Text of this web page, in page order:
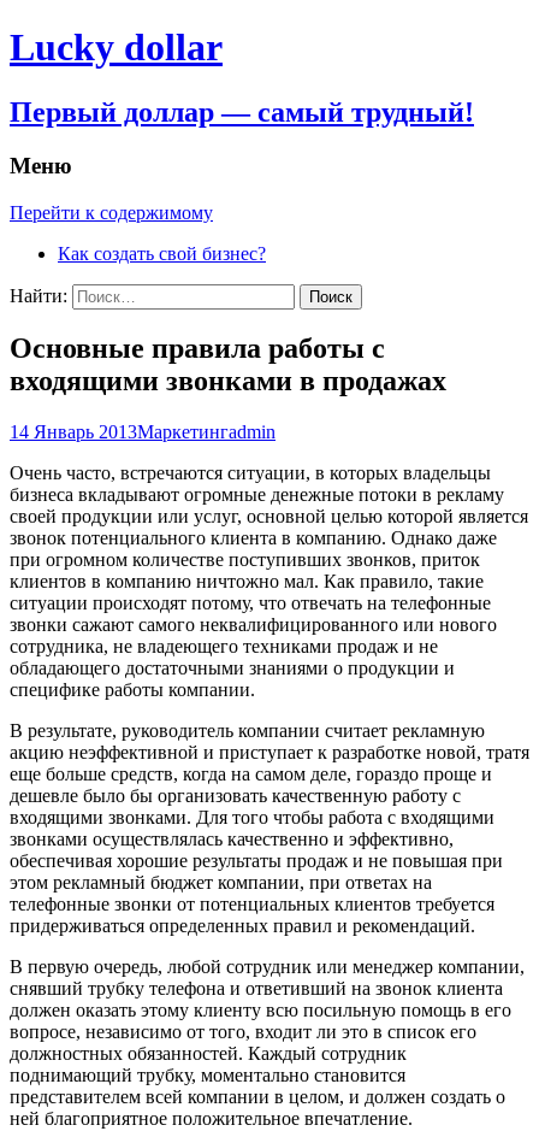
Lucky dollar
Первый доллар — самый трудный!
Меню
Перейти к содержимому
Как создать свой бизнес?
Найти:
Основные правила работы с
входящими звонками в продажах
14 Январь 2013Маркетингadmin
Очень часто, встречаются ситуации, в которых владельцы
бизнеса вкладывают огромные денежные потоки в рекламу
своей продукции или услуг, основной целью которой является
звонок потенциального клиента в компанию. Однако даже
при огромном количестве поступивших звонков, приток
клиентов в компанию ничтожно мал. Как правило, такие
ситуации происходят потому, что отвечать на телефонные
звонки сажают самого неквалифицированного или нового
сотрудника, не владеющего техниками продаж и не
обладающего достаточными знаниями о продукции и
специфике работы компании.
В результате, руководитель компании считает рекламную
акцию неэффективной и приступает к разработке новой, тратя
еще больше средств, когда на самом деле, гораздо проще и
дешевле было бы организовать качественную работу с
входящими звонками. Для того чтобы работа с входящими
звонками осуществлялась качественно и эффективно,
обеспечивая хорошие результаты продаж и не повышая при
этом рекламный бюджет компании, при ответах на
телефонные звонки от потенциальных клиентов требуется
придерживаться определенных правил и рекомендаций.
В первую очередь, любой сотрудник или менеджер компании,
снявший трубку телефона и ответивший на звонок клиента
должен оказать этому клиенту всю посильную помощь в его
вопросе, независимо от того, входит ли это в список его
должностных обязанностей. Каждый сотрудник
поднимающий трубку, моментально становится
представителем всей компании в целом, и должен создать о
ней благоприятное положительное впечатление.